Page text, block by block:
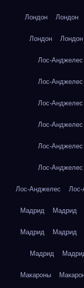
Лондон Лондон
Лондон Лондон
Лос-Анджелес
Лос-Анджелес
Лос-Анджелес
Лос-Анджелес
Лос-Анджелес
Лос-Анджелес
Лос-Анджелес Лос-
Мадрид Мадрид
Мадрид Мадрид
Мадрид
Макароны